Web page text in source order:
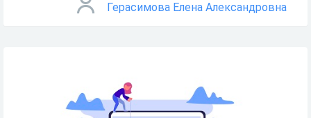
Герасимова Елена Александровна